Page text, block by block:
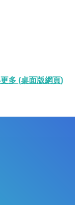
多 (桌面版網頁)